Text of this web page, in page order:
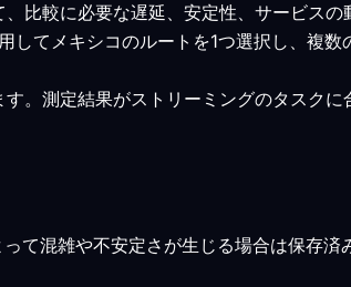
比較に必要な遅延、安定性、サービス
してメキシコのルートを1つ選択し、複
。測定結果がストリーミングのタスク
て混雑や不安定さが生じる場合は保存